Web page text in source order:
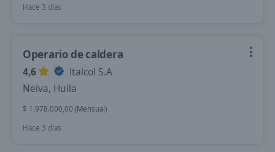
Hace 3 días
Operario de caldera
4,6
Italcol S.A
Neiva, Huila
$ 1.978.000,00 (Mensual)
Hace 3 días